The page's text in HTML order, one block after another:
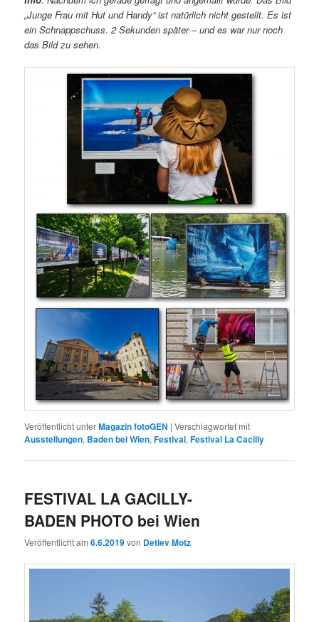
„Junge Frau mit Hut und Handy“ ist natürlich nicht gestellt. Es ist
ein Schnappschuss. 2 Sekunden später – und es war nur noch
das Bild zu sehen.
Veröffentlicht unterMagazin fotoGEN |Verschlagwortet mit
Ausstellungen, Baden bei Wien,Festival,Festival La Cacilly
FESTIVAL LA GACILLY-
BADEN PHOTO bei Wien
Veröffentlicht am6.6.2019von Detlev Motz